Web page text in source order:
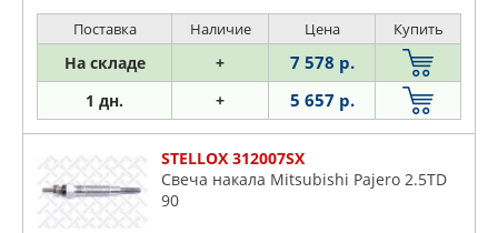
NIPPARTS
NISSAN
OPEL
PART-ONE
PATRON
PEUGEOT
Renault
Rover
Saab
Skoda
Subaru
Поставка Наличие Цена Купить
На складе + 7 578 р.
1 дн. + 5 657 р.
STELLOX 312007SX
Свеча накала Mitsubishi Pajero 2.5TD
90